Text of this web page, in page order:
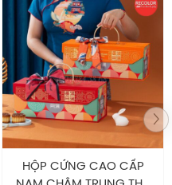
xuất – thiết kế in ấn bao
nhiều năm kinh
đội ngũ nhân sự chuyên
RECOLOR đảm bảo
các mẫu sản phẩm túi
trên thị trường. Đến với
được nhiều ưu đãi bao
HỘP CỨNG CAO CẤP ÂM